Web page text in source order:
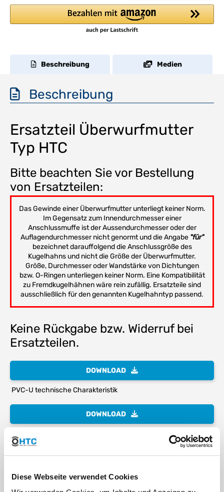
Diese Webseite verwendet Cookies
Beschreibung Medien
Beschreibung
Ersatzteil Überwurfmutter
Typ HTC
Bitte beachten Sie vor Bestellung
von Ersatzteilen:
Das Gewinde einer Überwurfmutter unterliegt keiner Norm.
Im Gegensatz zum Innendurchmesser einer
Anschlussmuffe ist der Aussendurchmesser oder der
Auflagendurchmesser nicht genormt und die Angabe "für"
bezeichnet darauffolgend die Anschlussgröße des
Kugelhahns und nicht die Größe der Überwurfmutter.
Größe, Durchmesser oder Wandstärke von Dichtungen
bzw. O-Ringen unterliegen keiner Norm. Eine Kompatibilität
zu Fremdkugelhähnen wäre rein zufällig. Ersatzteile sind
ausschließlich für den genannten Kugelhahntyp passend.
Keine Rückgabe bzw. Widerruf bei
Ersatzteilen.
DOWNLOAD
PVC-U technische Charakteristik
DOWNLOAD
die Gewindekennung - oder warum 1" eben keine 25,4mm sind
DOWNLOAD
chemische Beständigkeit von Kunststoffen